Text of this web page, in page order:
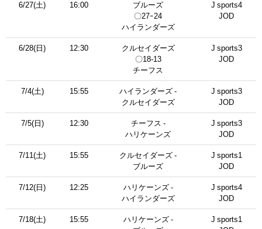
6/27(土) 16:00
ブルーズ
〇27ｰ24
ハイランダーズ
J sports4
JOD
6/28(日) 12:30
クルセイダーズ
〇18-13
チーフス
J sports3
JOD
7/4(土) 15:55
ハイランダーズ -
クルセイダーズ
J sports3
JOD
7/5(日) 12:30
チーフス -
ハリケーンズ
J sports3
JOD
7/11(土) 15:55
クルセイダーズ -
ブルーズ
J sports1
JOD
7/12(日) 12:25
ハリケーンズ -
ハイランダーズ
J sports4
JOD
7/18(土) 15:55
ハリケーンズ -
J sports1